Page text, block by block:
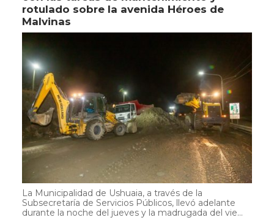
rotulado sobre la avenida Héroes de
Malvinas
La Municipalidad de Ushuaia, a través de la
Subsecretaría de Servicios Públicos, llevó adelante
durante la noche del jueves y la madrugada del vie...